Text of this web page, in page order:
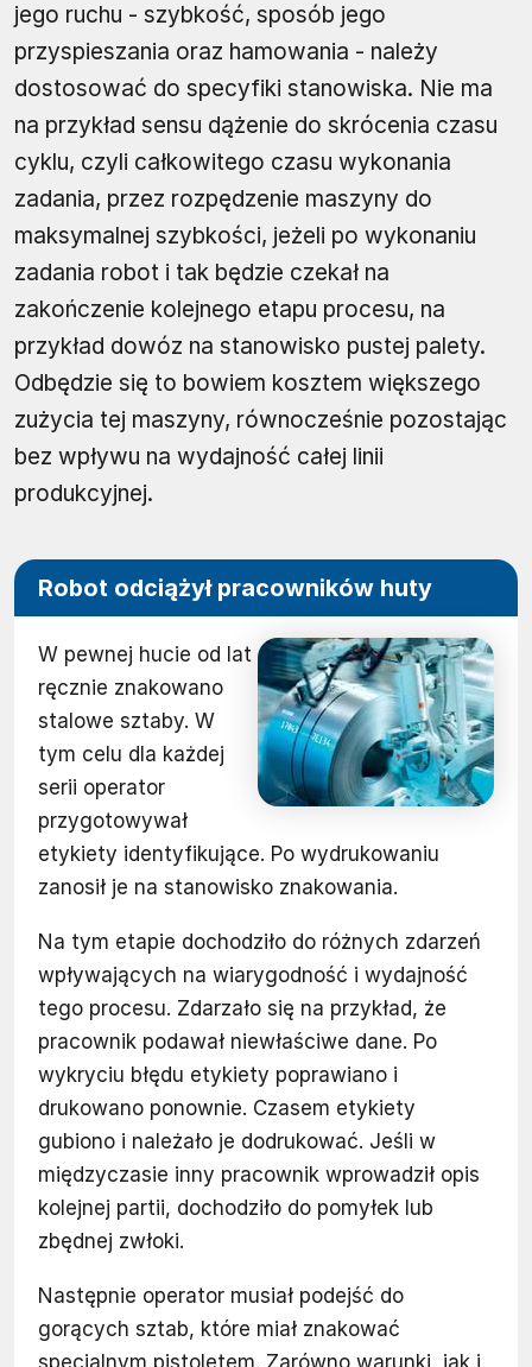
jego ruchu - szybkość, sposób jego
przyspieszania oraz hamowania - należy
dostosować do specyfiki stanowiska. Nie ma
na przykład sensu dążenie do skrócenia czasu
cyklu, czyli całkowitego czasu wykonania
zadania, przez rozpędzenie maszyny do
maksymalnej szybkości, jeżeli po wykonaniu
zadania robot i tak będzie czekał na
zakończenie kolejnego etapu procesu, na
przykład dowóz na stanowisko pustej palety.
Odbędzie się to bowiem kosztem większego
zużycia tej maszyny, równocześnie pozostając
bez wpływu na wydajność całej linii
produkcyjnej.
Robot odciążył pracowników huty
W pewnej hucie od lat
ręcznie znakowano
stalowe sztaby. W
tym celu dla każdej
serii operator
przygotowywał
etykiety identyfikujące. Po wydrukowaniu
zanosił je na stanowisko znakowania.
Na tym etapie dochodziło do różnych zdarzeń
wpływających na wiarygodność i wydajność
tego procesu. Zdarzało się na przykład, że
pracownik podawał niewłaściwe dane. Po
wykryciu błędu etykiety poprawiano i
drukowano ponownie. Czasem etykiety
gubiono i należało je dodrukować. Jeśli w
międzyczasie inny pracownik wprowadził opis
kolejnej partii, dochodziło do pomyłek lub
zbędnej zwłoki.
Następnie operator musiał podejść do
gorących sztab, które miał znakować
specjalnym pistoletem. Zarówno warunki, jak i